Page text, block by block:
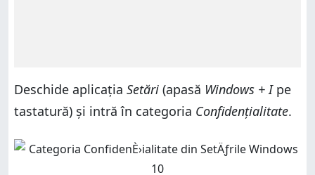
Deschide aplicația Setări (apasă Windows + Ipe
tastatură) și intră în categoria Confidențialitate.